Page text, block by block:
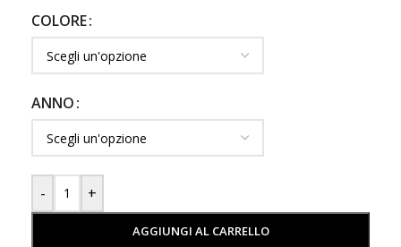
COLORE
ANNO
- +
AGGIUNGI AL CARRELLO